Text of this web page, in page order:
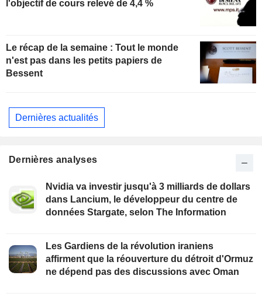
l'objectif de cours relevé de 4,4 %
Le récap de la semaine : Tout le monde
n'est pas dans les petits papiers de
Bessent
Dernières actualités
Dernières analyses
Nvidia va investir jusqu'à 3 milliards de dollars
dans Lancium, le développeur du centre de
données Stargate, selon The Information
Les Gardiens de la révolution iraniens
affirment que la réouverture du détroit d'Ormuz
ne dépend pas des discussions avec Oman